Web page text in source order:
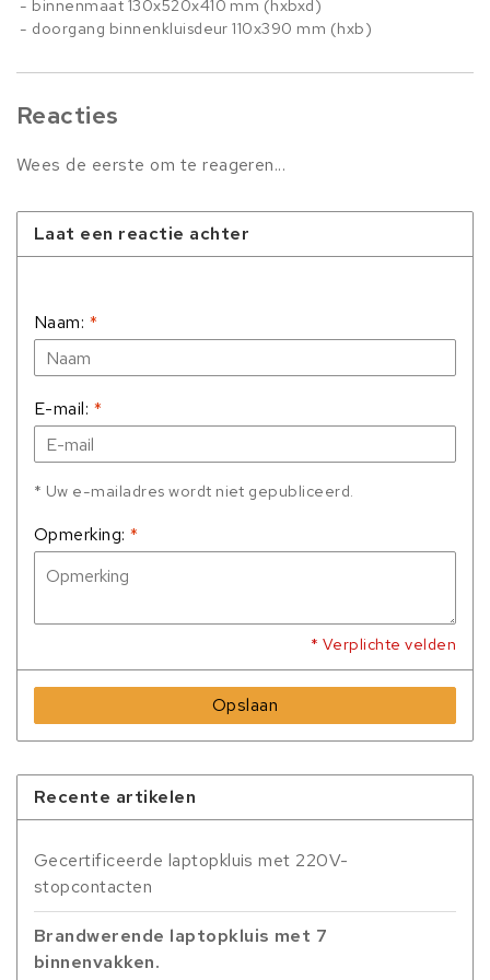
- binnenmaat 130x520x410 mm (hxbxd)
- doorgang binnenkluisdeur 110x390 mm (hxb)
Reacties
Wees de eerste om te reageren...
Laat een reactie achter
Naam: *
E-mail: *
* Uw e-mailadres wordt niet gepubliceerd.
Opmerking:*
* Verplichte velden
Opslaan
Recente artikelen
Gecertificeerde laptopkluis met 220V-
stopcontacten
Brandwerende laptopkluis met 7
binnenvakken.